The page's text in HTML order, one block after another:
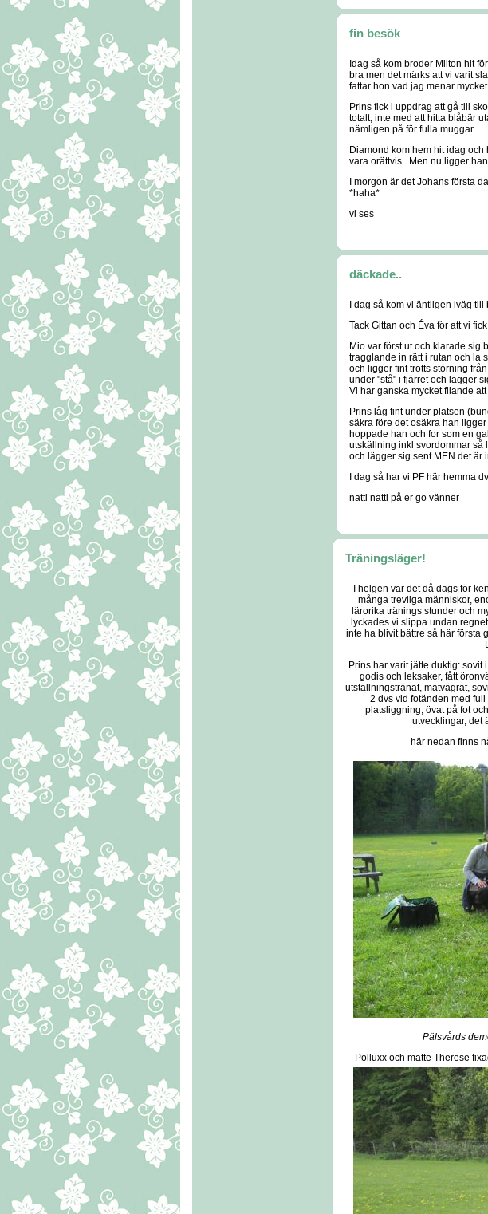
fin besök
Idag så kom broder Milton hit
bra men det märks att vi varit
fattar hon vad jag menar
Prins fick i uppdrag att gå till
totalt, inte med att hitta blåbär
nämligen på för fulla muggar.
Diamond kom hem hit idag
vara orättvis.. Men nu ligger
I morgon är det Johans första
*haha*
vi ses
däckade..
I dag så kom vi äntligen iväg
Tack Gittan och Éva för att vi
Mio var först ut och klarade sig
tragglande in rätt i rutan och la
och ligger fint trotts störning
under "stå" i fjärret och lägger
Vi har ganska mycket filande
Prins låg fint under platsen
säkra före det osäkra han
hoppade han och for som en
utskällning inkl svordommar så
och lägger sig sent MEN det är
I dag så har vi PF här hemma
natti natti på er go vänner
Träningsläger!
I helgen var det då dags för
många trevliga människor,
lärorika tränings stunder och
lyckades vi slippa undan
inte ha blivit bättre så här första
Prins har varit jätte duktig: sovit
godis och leksaker, fått
utställningstränat, matvägrat,
2 dvs vid fotänden med
platsliggning, övat på fot
utvecklingar, det
här nedan finns
Pälsvårds
Polluxx och matte Therese